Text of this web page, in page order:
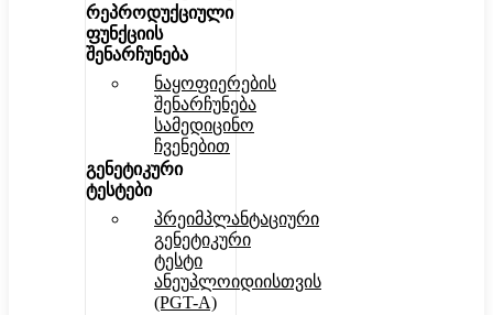
რეპროდუქციული
ფუნქციის
შენარჩუნება
ნაყოფიერების
შენარჩუნება
სამედიცინო
ჩვენებით
გენეტიკური
ტესტები
პრეიმპლანტაციური
გენეტიკური
ტესტი
ანეუპლოიდიისთვის
(PGT-A)